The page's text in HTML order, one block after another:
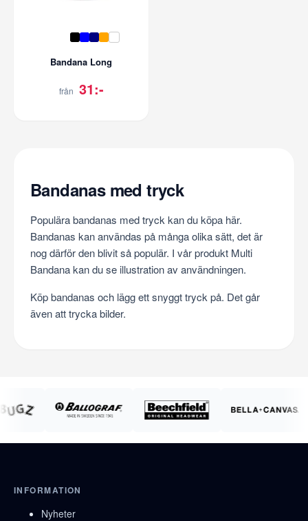
Bandana Long
från 31:-
Bandanas med tryck
Populära bandanas med tryck kan du köpa här.
Bandanas kan användas på många olika sätt, det är
nog därför den blivit så populär. I vår produkt Multi
Bandana kan du se illustration av användningen.
Köp bandanas och lägg ett snyggt tryck på. Det går
även att trycka bilder.
INFORMATION
Nyheter